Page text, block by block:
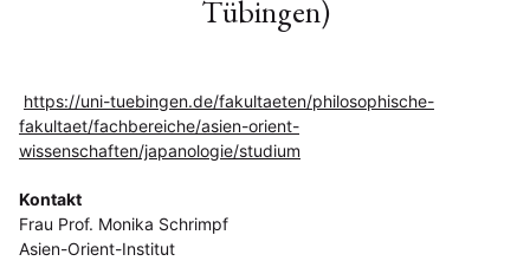
Tübingen)
https://uni-tuebingen.de/fakultaeten/philosophische-
fakultaet/fachbereiche/asien-orient-
wissenschaften/japanologie/studium
Kontakt
Frau Prof. Monika Schrimpf
Asien-Orient-Institut